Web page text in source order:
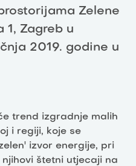
Zelene
1, Zagreb u
2019. godine u
trend izgradnje malih
i regiji, koje se
izvor energije, pri
štetni utjecaji na